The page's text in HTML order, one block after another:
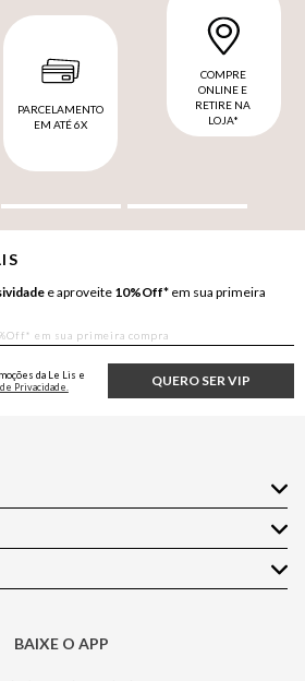
PARCELAMENTO
EM ATÉ 6X
COMPRE
ONLINE E
RETIRE NA
LOJA*
e aproveite 10%Off* em sua primeira
QUERO SER VIP
da Le Lis e
Privacidade.
BAIXE O APP